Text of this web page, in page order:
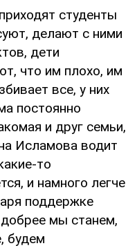
студенты
делают с ними
дети
что им плохо, им
все, у них
постоянно
и друг семьи,
Исламова водит
то
и намного легче
поддержке
мы станем,
будем